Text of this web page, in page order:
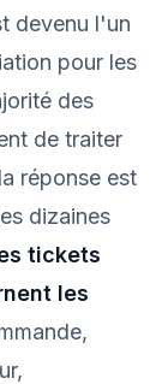
devenu l'un
pour les
des
de traiter
réponse est
dizaines
tickets
les